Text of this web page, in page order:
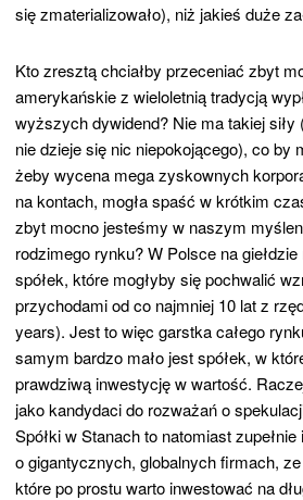
się zmaterializowało), niż jakieś duże
Kto zresztą chciałby przeceniać zbyt
amerykańskie z wieloletnią tradycją
wyższych dywidend? Nie ma takiej siły
nie dzieje się nic niepokojącego), co by
żeby wycena mega zyskownych
na kontach, mogła spaść w krótkim
zbyt mocno jesteśmy w naszym
rodzimego rynku? W Polsce na
spółek, które mogłyby się pochwalić
przychodami od co najmniej 10 lat z
years). Jest to więc garstka całego
samym bardzo mało jest spółek, w
prawdziwą inwestycję w wartość.
jako kandydaci do rozważań o
Spółki w Stanach to natomiast
o gigantycznych, globalnych firmach,
które po prostu warto inwestować na